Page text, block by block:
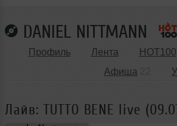
DANIEL NITTMANN
Профиль Лента HOT100
Афиша
Лайв: TUTTO BENE live